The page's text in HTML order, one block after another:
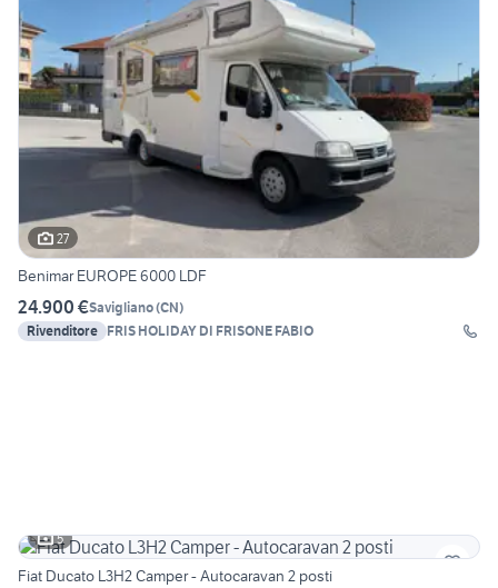
27
Benimar EUROPE 6000 LDF
24.900 €Savigliano(CN)
Rivenditore FRIS HOLIDAY DI FRISONE FABIO
5
Fiat Ducato L3H2 Camper - Autocaravan 2 posti